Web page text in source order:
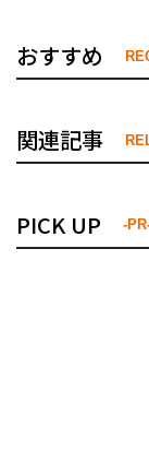
おすすめ
関連記事
PICK UP -